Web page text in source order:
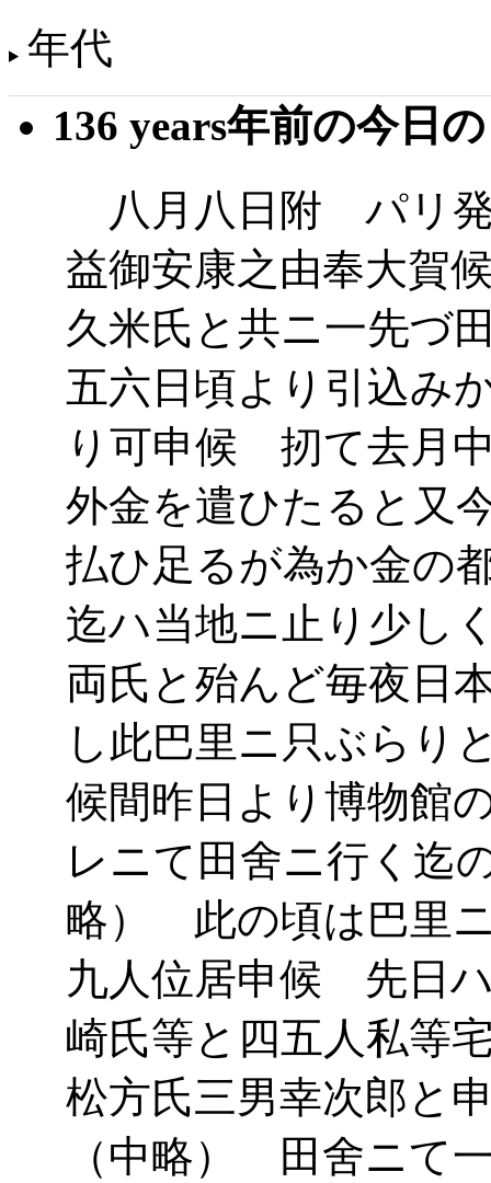
年代
136 years年前の今日
八月八日附 パリ
益御安康之由奉大賀
久米氏と共ニ一先づ
五六日頃より引込み
り可申候 扨て去月
外金を遣ひたると又
払ひ足るが為か金の
迄ハ当地ニ止り少し
両氏と殆んど毎夜日
し此巴里ニ只ぶらり
候間昨日より博物館
レニて田舍ニ行く迄
略） 此の頃は巴里
九人位居申候 先日
崎氏等と四五人私等
松方氏三男幸次郎と
（中略） 田舍ニて